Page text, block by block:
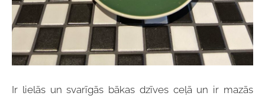
Ir lielās un svarīgās bākas dzīves ceļā un ir mazās